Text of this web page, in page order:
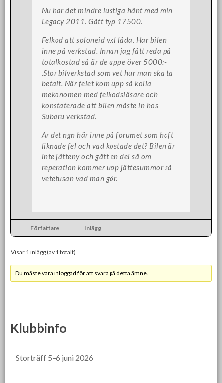
Nu har det mindre lustiga hänt med min
Legacy 2011. Gått typ 17500.
Felkod att soloneid vxl låda. Har bilen
inne på verkstad. Innan jag fått reda på
totalkostad så är de uppe över 5000:-
.Stor bilverkstad som vet hur man ska ta
betalt. När felet kom upp så kolla
mekonomen med felkodsläsare och
konstaterade att bilen måste in hos
Subaru verkstad.
Är det ngn här inne på forumet som haft
liknade fel och vad kostade det? Bilen är
inte jätteny och gått en del så om
reperation kommer upp jättesummor så
vetetusan vad man gör.
Författare Inlägg
Visar 1 inlägg (av 1 totalt)
Du måste vara inloggad för att svara på detta ämne.
Klubbinfo
Storträff 5–6 juni 2026